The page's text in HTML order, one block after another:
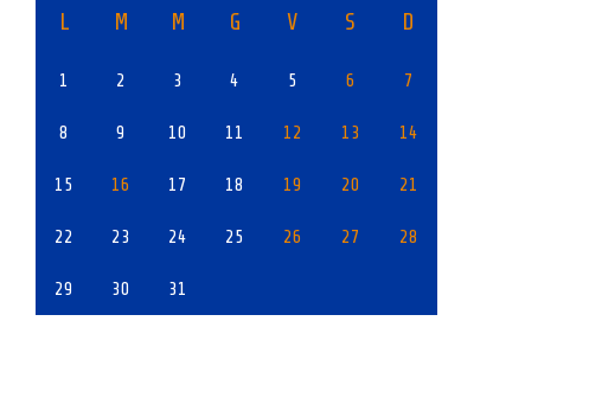
L M M G V S D
1 2 3 4 5 6 7
8 9 10 11 12 13 14
15 16 17 18 19 20 21
22 23 24 25 26 27 28
29 30 31